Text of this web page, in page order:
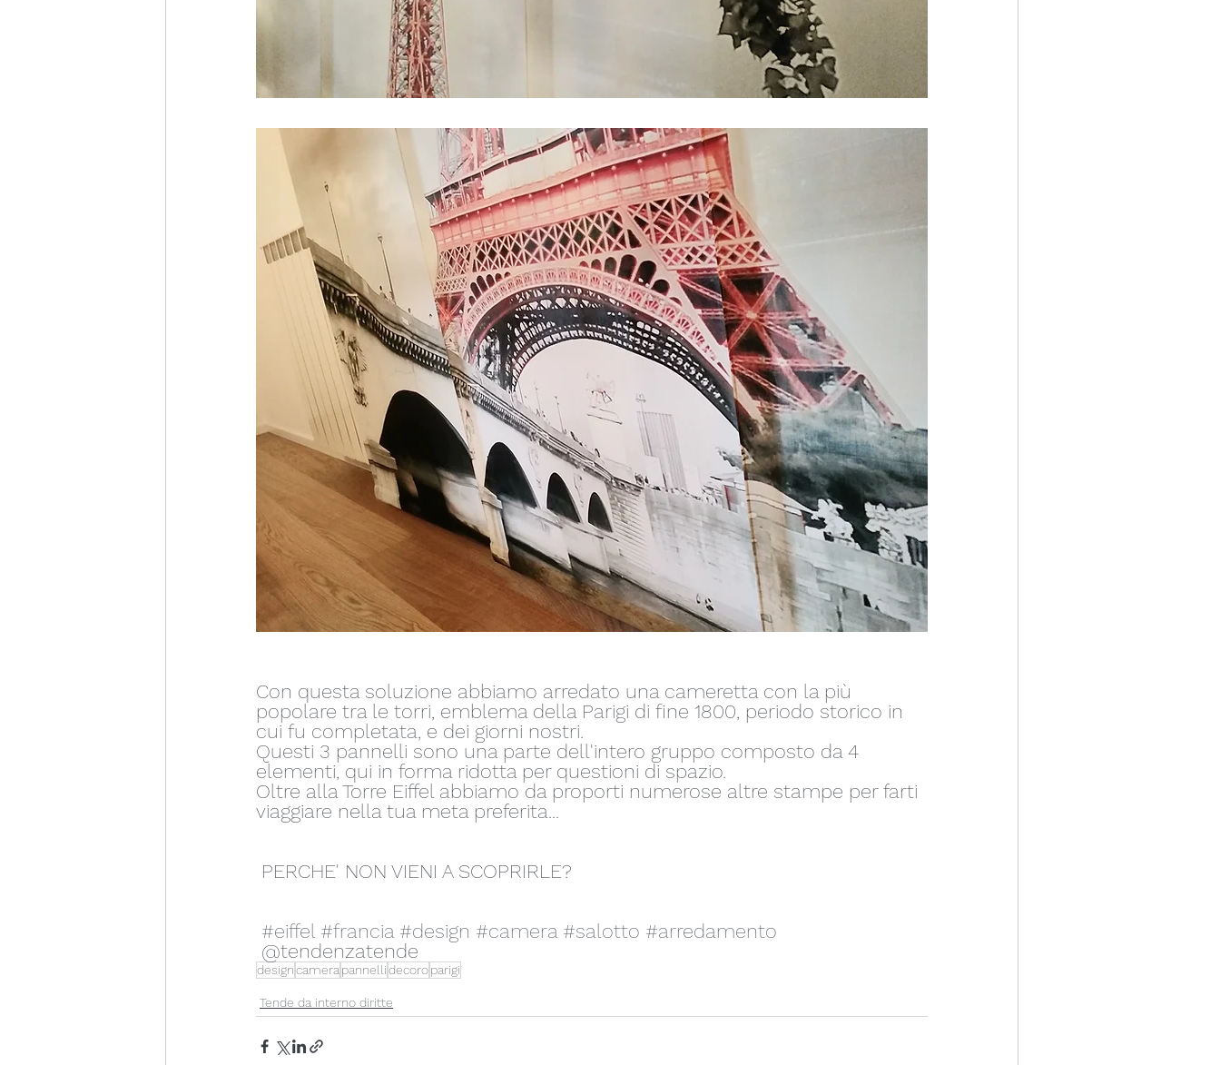
Con questa soluzione abbiamo arredato una cameretta con la più
popolare tra le torri, emblema della Parigi di fine 1800, periodo storico in
cui fu completata, e dei giorni nostri.
Questi 3 pannelli sono una parte dell'intero gruppo composto da 4
elementi, qui in forma ridotta per questioni di spazio.
Oltre alla Torre Eiffel abbiamo da proporti numerose altre stampe per farti
viaggiare nella tua meta preferita...
PERCHE' NON VIENI A SCOPRIRLE?
#eiffel #francia #design #camera #salotto #arredamento
@tendenzatende
designcamera pannellidecoroparigi
Tende da interno diritte